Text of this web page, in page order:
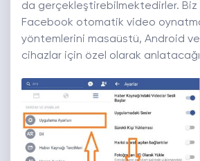
da gerçekleştirebilmektedirler. Biz
Facebook otomatik video
yöntemlerini masaüstü, Android ve
cihazlar için özel olarak